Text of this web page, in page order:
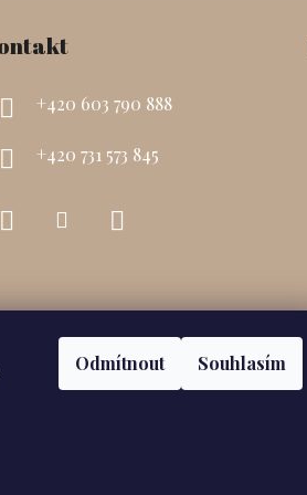
Odmítnout Souhlasím
+420 603 790 888‬
+420 731 573 845‬